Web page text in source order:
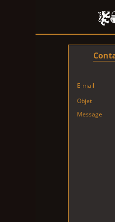
E-mail
Objet
Message